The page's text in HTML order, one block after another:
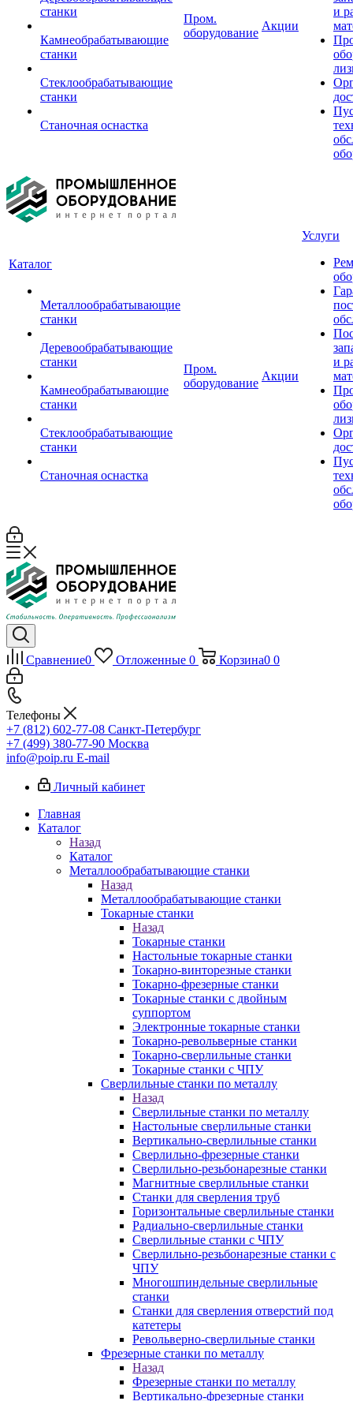
станки
Камнеобрабатывающие
станки
Стеклообрабатывающие
станки
Станочная оснастка
Пром.
оборудование
Акции
и
Каталог
Металлообрабатывающие
станки
Деревообрабатывающие
станки
Камнеобрабатывающие
станки
Стеклообрабатывающие
станки
Станочная оснастка
Пром.
оборудование
Акции
Услуги
и
Сравнение0 Отложенные 0 Корзина0 0
Телефоны
+7 (812) 602-77-08 Санкт-Петербург
+7 (499) 380-77-90 Москва
info@poip.ru E-mail
Личный кабинет
Главная
Каталог
Назад
Каталог
Металлообрабатывающие станки
Назад
Металлообрабатывающие станки
Токарные станки
Назад
Токарные станки
Настольные токарные станки
Токарно-винторезные станки
Токарно-фрезерные станки
Токарные станки с двойным
суппортом
Электронные токарные станки
Токарно-револьверные станки
Токарно-сверлильные станки
Токарные станки с ЧПУ
Сверлильные станки по металлу
Назад
Сверлильные станки по металлу
Настольные сверлильные станки
Вертикально-сверлильные станки
Сверлильно-фрезерные станки
Сверлильно-резьбонарезные станки
Магнитные сверлильные станки
Станки для сверления труб
Горизонтальные сверлильные станки
Радиально-сверлильные станки
Сверлильные станки с ЧПУ
Сверлильно-резьбонарезные станки с
ЧПУ
Многошпиндельные сверлильные
станки
Станки для сверления отверстий под
катетеры
Револьверно-сверлильные станки
Фрезерные станки по металлу
Назад
Фрезерные станки по металлу
Вертикально-фрезерные станки